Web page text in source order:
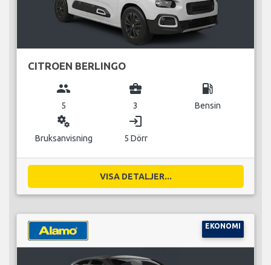
CITROEN BERLINGO
group
5
business_center
3
local_gas_station
Bensin
miscellaneous_services
Bruksanvisning
login
5 Dörr
VISA DETALJER...
EKONOMI